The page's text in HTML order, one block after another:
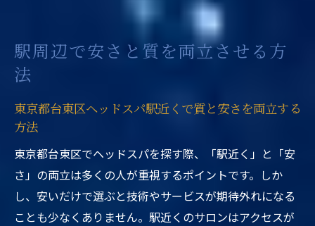
駅周辺で安さと質を両立させる方
法
東京都台東区ヘッドスパ駅近くで質と安さを両立する
方法
東京都台東区でヘッドスパを探す際、「駅近く」と「安
さ」の両立は多くの人が重視するポイントです。しか
し、安いだけで選ぶと技術やサービスが期待外れになる
ことも少なくありません。駅近くのサロンはアクセスが